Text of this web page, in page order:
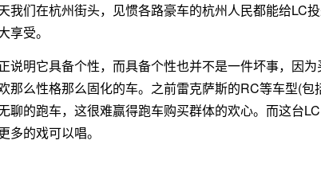
我们在杭州街头，见惯各路豪车的杭州人民都能给LC
享受。
说明它具备个性，而具备个性也并不是一件坏事，因
那么性格那么固化的车。之前雷克萨斯的RC等车型(包
聊的跑车，这很难赢得跑车购买群体的欢心。而这台
多的戏可以唱。